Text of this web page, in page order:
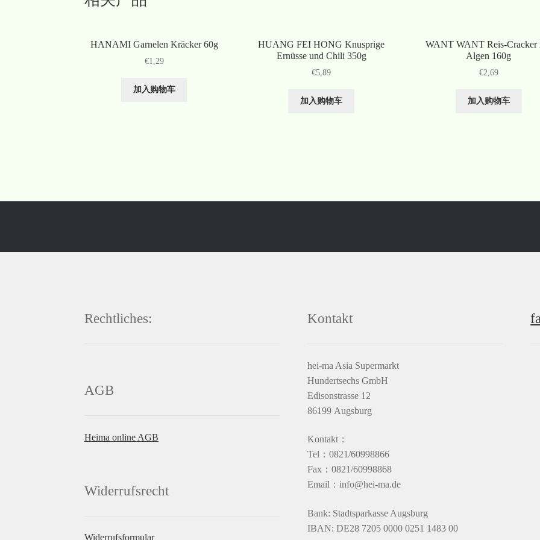
HANAMI Garnelen Kräcker 60g
€1,29
加入购物车
HUANG FEI HONG Knusprige
Ernüsse und Chili 350g
€5,89
加入购物车
WANT WANT Reis-Cracker
Algen 160g
€2,69
加入购物车
Rechtliches:
AGB
Heima online AGB
Widerrufsrecht
Widerrufsformular
Kontakt
hei-ma Asia Supermarkt
Hundertsechs GmbH
Edisonstrasse 12
86199 Augsburg
Kontakt：
Tel：0821/60998866
Fax：0821/60998868
Email：info@hei-ma.de
Bank: Stadtsparkasse Augsburg
IBAN: DE28 7205 0000 0251 1483 00